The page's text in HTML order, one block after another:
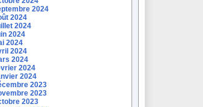
2024
2024
2024
2024
2024
2024
2024
2024
2024
2023
2023
2023